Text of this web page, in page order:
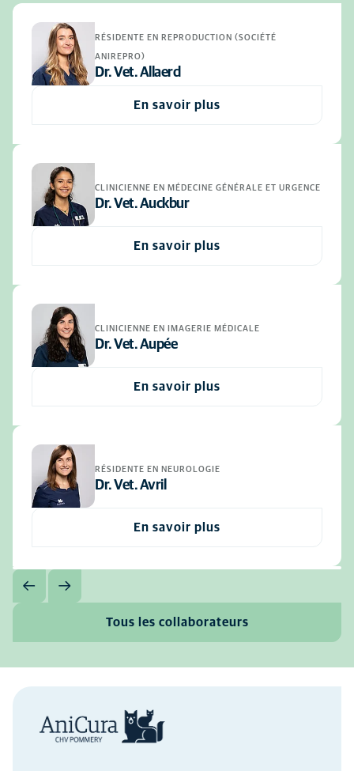
RÉSIDENTE EN REPRODUCTION (SOCIÉTÉ
ANIREPRO)
Dr. Vet. Allaerd
En savoir plus
CLINICIENNE EN MÉDECINE GÉNÉRALE ET URGENCE
Dr. Vet. Auckbur
En savoir plus
CLINICIENNE EN IMAGERIE MÉDICALE
Dr. Vet. Aupée
En savoir plus
RÉSIDENTE EN NEUROLOGIE
Dr. Vet. Avril
En savoir plus
Tous les collaborateurs